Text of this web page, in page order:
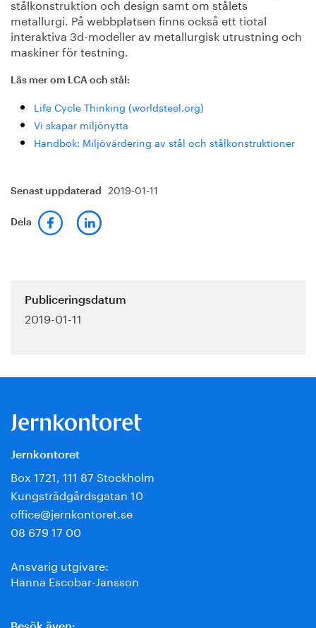
stålkonstruktion och design samt om stålets
metallurgi. På webbplatsen finns också ett tiotal
interaktiva 3d-modeller av metallurgisk utrustning och
maskiner för testning.
Läs mer om LCA och stål:
Life Cycle Thinking (worldsteel.org)
Vi skapar miljönytta
Handbok: Miljövärdering av stål och stålkonstruktioner
Senast uppdaterad 2019-01-11
Dela
Publiceringsdatum
2019-01-11
Jernkontoret
Box 1721, 111 87 Stockholm
Kungsträdgårdsgatan 10
office@jernkontoret.se
08 679 17 00
Ansvarig utgivare:
Hanna Escobar-Jansson